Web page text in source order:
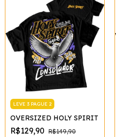
LEVE 3 PAGUE 2
OVERSIZED HOLY SPIRIT
R$129,90 R$149,90